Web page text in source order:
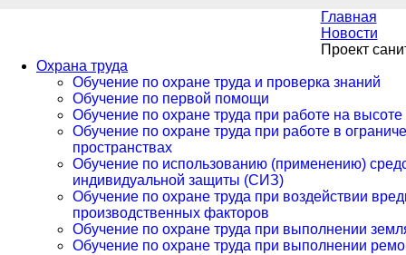
Главная
Новости
Проект
Охрана труда
Обучение по охране труда и проверка знаний
Обучение по первой помощи
Обучение по охране труда при работе на высоте
Обучение по охране труда при работе в
пространствах
Обучение по использованию (применению)
индивидуальной защиты (СИЗ)
Обучение по охране труда при воздействии
производственных факторов
Обучение по охране труда при выполнении
Обучение по охране труда при выполнении